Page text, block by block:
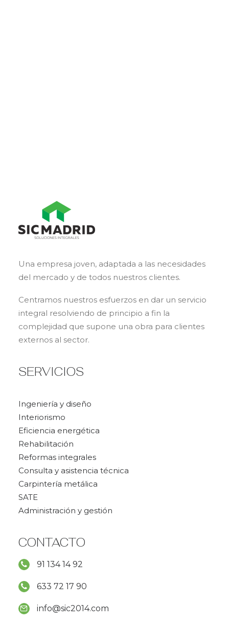
Una empresa joven, adaptada a las necesidades
del mercado y de todos nuestros clientes.
Centramos nuestros esfuerzos en dar un servicio
integral resolviendo de principio a fin la
complejidad que supone una obra para clientes
externos al sector.
SERVICIOS
Ingeniería y diseño
Interiorismo
Eficiencia energética
Rehabilitación
Reformas integrales
Consulta y asistencia técnica
Carpintería metálica
SATE
Administración y gestión
CONTACTO
91 134 14 92
633 72 17 90
info@sic2014.com